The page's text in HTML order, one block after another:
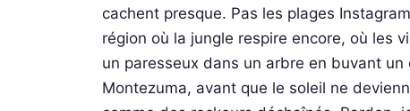
cachent presque. Pas les plages
région où la jungle respire encore, où les
un paresseux dans un arbre en buvant
Montezuma, avant que le soleil ne